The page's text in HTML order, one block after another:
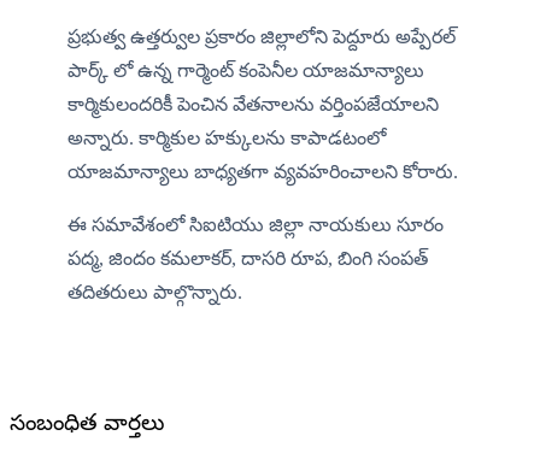
​ప్రభుత్వ ఉత్తర్వుల ప్రకారం జిల్లాలోని పెద్దూరు అప్పేరల్
పార్క్ లో ఉన్న గార్మెంట్ కంపెనీల యాజమాన్యాలు
కార్మికులందరికీ పెంచిన వేతనాలను వర్తింపజేయాలని
అన్నారు. కార్మికుల హక్కులను కాపాడటంలో
యాజమాన్యాలు బాధ్యతగా వ్యవహరించాలని కోరారు.
ఈ సమావేశంలో సిఐటియు జిల్లా నాయకులు సూరం
పద్మ, జిందం కమలాకర్, దాసరి రూప, బింగి సంపత్
తదితరులు పాల్గొన్నారు.
సంబంధిత వార్తలు